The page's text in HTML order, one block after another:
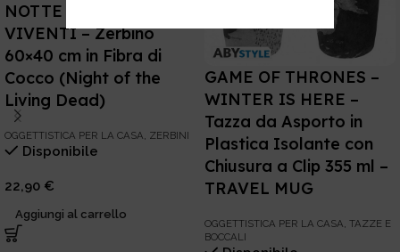
NOTTE DEI MORTI
VIVENTI – Zerbino
60×40 cm in Fibra di
Cocco (Night of the
Living Dead)
OGGETTISTICA PER LA CASA, ZERBINI
Disponibile
22,90 €
Aggiungi al carrello
GAME OF THRONES –
WINTER IS HERE –
Tazza da Asporto in
Plastica Isolante con
Chiusura a Clip 355 ml –
TRAVEL MUG
OGGETTISTICA PER LA CASA TAZZE E
BOCCALI